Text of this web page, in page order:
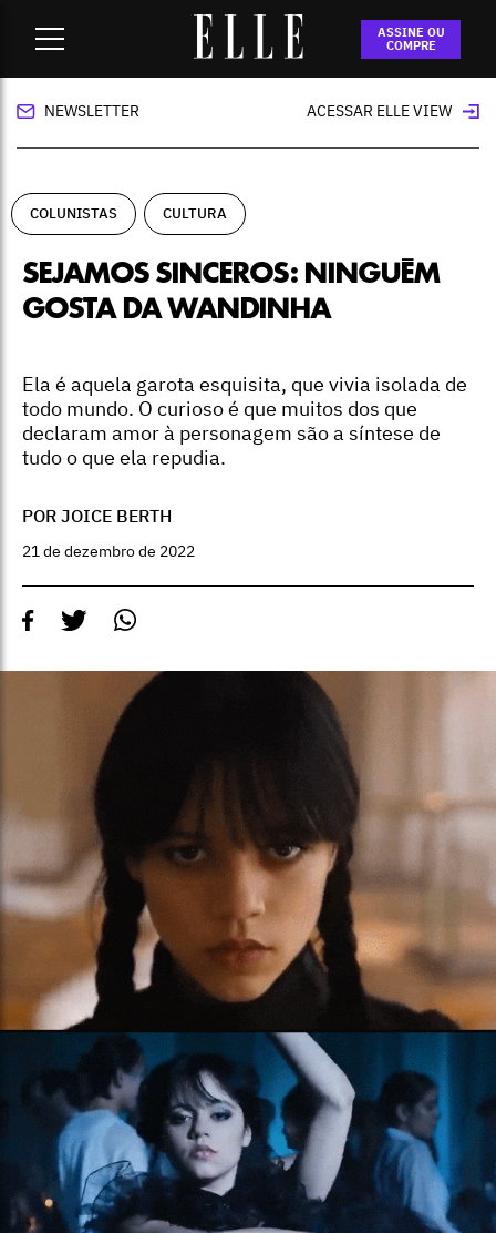
ASSINE OU
COMPRE
Sejamos sinceros: ninguém gosta da
Wandinha
NEWSLETTER ACESSAR ELLE VIEW
COLUNISTAS CULTURA
SEJAMOS SINCEROS: NINGUÉM
GOSTA DA WANDINHA
Ela é aquela garota esquisita, que vivia isolada de
todo mundo. O curioso é que muitos dos que
declaram amor à personagem são a síntese de
tudo o que ela repudia.
POR JOICE BERTH
21 de dezembro de 2022